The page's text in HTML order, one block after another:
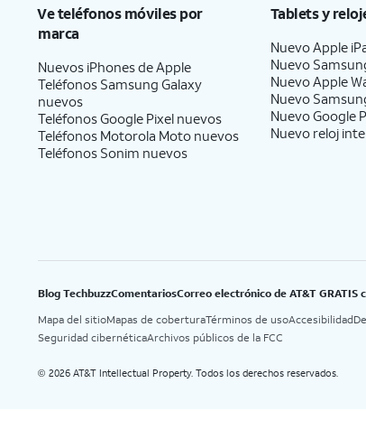
Ve teléfonos móviles por
marca
Nuevos iPhones de Apple
Teléfonos Samsung Galaxy
nuevos
Teléfonos Google Pixel nuevos
Teléfonos Motorola Moto nuevos
Teléfonos Sonim nuevos
Tablets y
Nuevo Apple
Nuevo
Nuevo Apple
Nuevo
Nuevo Google
Nuevo reloj
Blog TechbuzzComentariosCorreo electrónico de AT&T GRATIS
Mapa del sitioMapas de coberturaTérminos de usoAccesibilidad
Seguridad cibernéticaArchivos públicos de la FCC
© 2026 AT&T Intellectual Property. Todos los derechos reservados.